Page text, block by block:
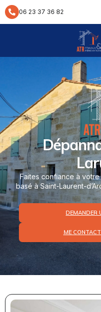
principal06 23 37 36 82
Faites confiance à
basé à Saint-Laurent-
DEMANDER
ME